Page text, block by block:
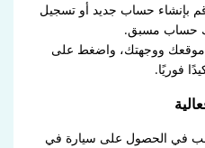
قم بإنشاء حساب جديد أو تسجيل
حساب مسبق.
موقعك ووجهتك، واضغط على
فوريًا.
في الحصول على سيارة في